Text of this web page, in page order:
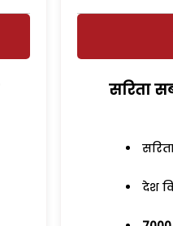
सरिता
देश